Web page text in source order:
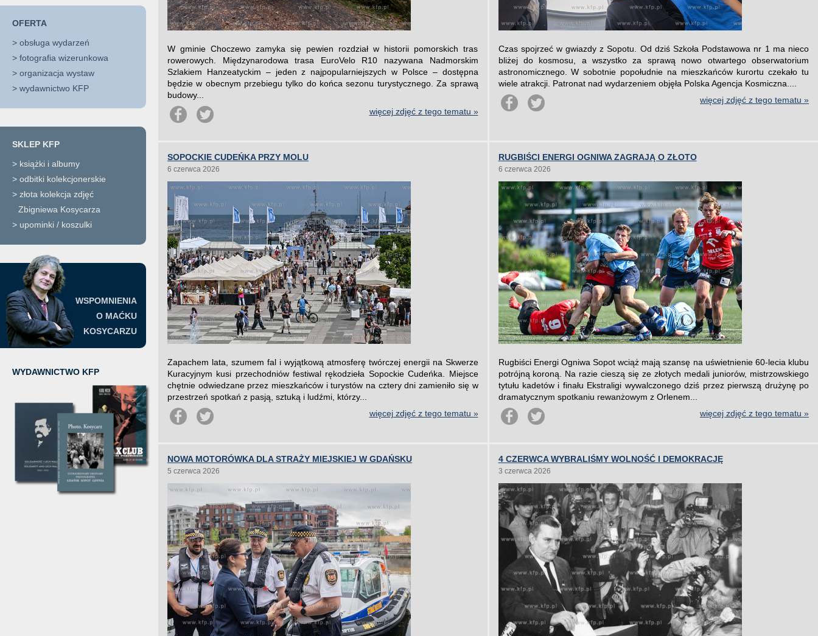
OFERTA
> obsługa wydarzeń
> fotografia wizerunkowa
> organizacja wystaw
> wydawnictwo KFP
SKLEP KFP
> książki i albumy
> odbitki kolekcjonerskie
> złota kolekcja zdjęć
Zbigniewa Kosycarza
> upominki / koszulki
WSPOMNIENIA
O MAĆKU
KOSYCARZU
WYDAWNICTWO KFP
W gminie Choczewo zamyka się pewien rozdział w historii pomorskich tras
rowerowych. Międzynarodowa trasa EuroVelo R10 nazywana Nadmorskim
Szlakiem Hanzeatyckim – jeden z najpopularniejszych w Polsce – dostępna
będzie w obecnym przebiegu tylko do końca sezonu turystycznego. Za sprawą
budowy...
więcej zdjęć z tego tematu »
Czas spojrzeć w gwiazdy z Sopotu. Od dziś Szkoła Podstawowa nr 1 ma nieco
bliżej do kosmosu, a wszystko za sprawą nowo otwartego obserwatorium
astronomicznego. W sobotnie popołudnie na mieszkańców kurortu czekało tu
wiele atrakcji. Patronat nad wydarzeniem objęła Polska Agencja Kosmiczna....
więcej zdjęć z tego tematu »
SOPOCKIE CUDEŃKA PRZY MOLU
6 czerwca 2026
Zapachem lata, szumem fal i wyjątkową atmosferę twórczej energii na Skwerze
Kuracyjnym kusi przechodniów festiwal rękodzieła Sopockie Cudeńka. Miejsce
chętnie odwiedzane przez mieszkańców i turystów na cztery dni zamieniło się w
przestrzeń spotkań z pasją, sztuką i ludźmi, którzy...
więcej zdjęć z tego tematu »
RUGBIŚCI ENERGI OGNIWA ZAGRAJĄ O ZŁOTO
6 czerwca 2026
Rugbiści Energi Ogniwa Sopot wciąż mają szansę na uświetnienie 60-lecia klubu
potrójną koroną. Na razie cieszą się ze złotych medali juniorów, mistrzowskiego
tytułu kadetów i finału Ekstraligi wywalczonego dziś przez pierwszą drużynę po
dramatycznym spotkaniu rewanżowym z Orlenem...
więcej zdjęć z tego tematu »
NOWA MOTORÓWKA DLA STRAŻY MIEJSKIEJ W GDAŃSKU
5 czerwca 2026
4 CZERWCA WYBRALIŚMY WOLNOŚĆ I DEMOKRACJĘ
3 czerwca 2026